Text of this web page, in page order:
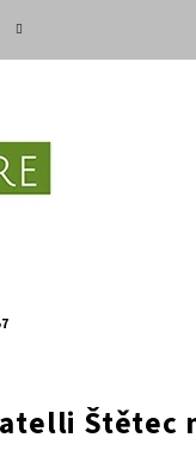
Štětec